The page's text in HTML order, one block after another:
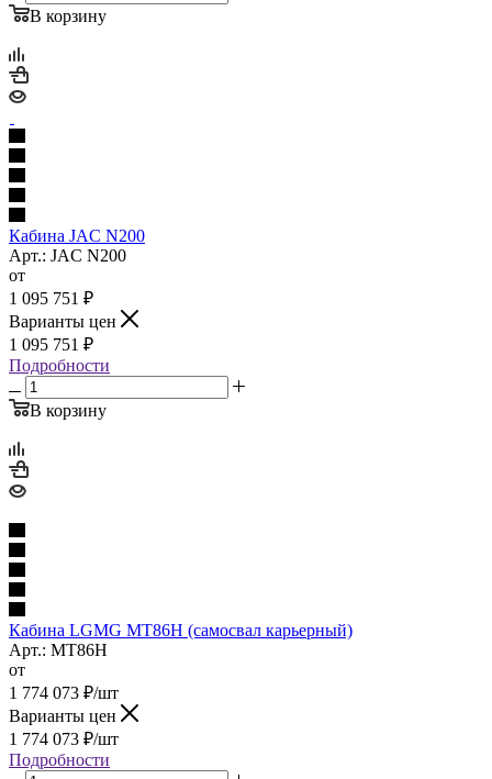
В корзину
Кабина JAC N200
Арт.: JAC N200
от
1 095 751 ₽
Варианты цен
1 095 751 ₽
Подробности
В корзину
Кабина LGMG MT86H (cамосвал карьерный)
Арт.: MT86H
от
1 774 073 ₽/шт
Варианты цен
1 774 073 ₽/шт
Подробности